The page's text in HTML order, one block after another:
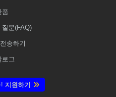
품
문(FAQ)
송하기
로그
지원하기